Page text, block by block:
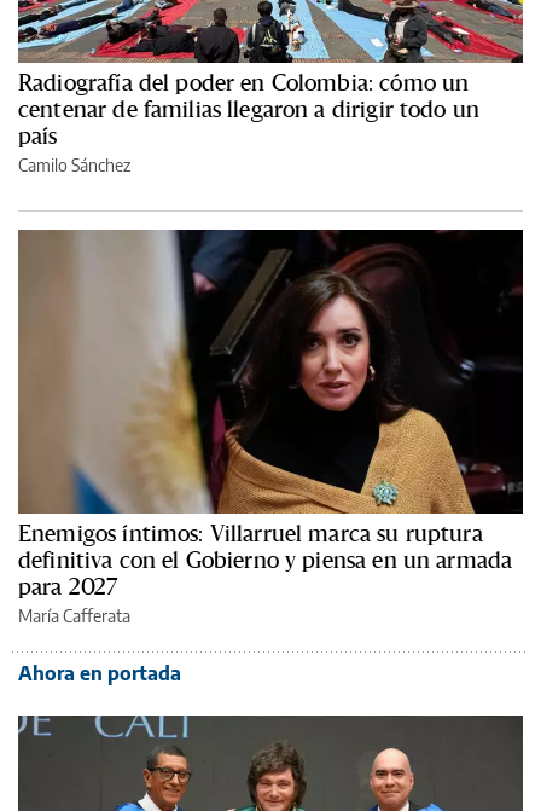
Radiografía del poder en Colombia: cómo un
centenar de familias llegaron a dirigir todo un
país
Camilo Sánchez
Enemigos íntimos: Villarruel marca su ruptura
definitiva con el Gobierno y piensa en un armada
para 2027
María Cafferata
Ahora en portada